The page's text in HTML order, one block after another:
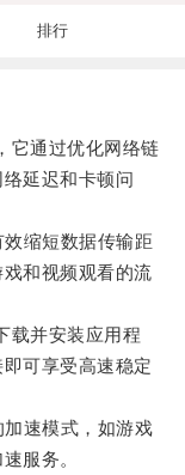
排行
通过优化网络链
延迟和卡顿问
缩短数据传输距
和视频观看的流
并安装应用程
可享受高速稳定
速模式，如游戏
服务。